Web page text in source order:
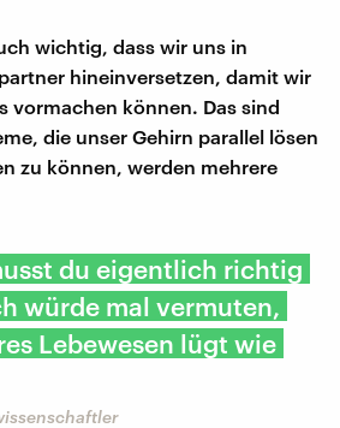
wichtig, dass wir uns in
hineinversetzen, damit wir
vormachen können. Das sind
die unser Gehirn parallel lösen
zu können, werden mehrere
du eigentlich richtig
würde mal vermuten,
Lebewesen lügt wie